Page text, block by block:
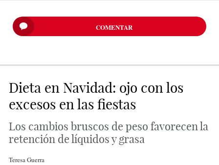
COMENTAR
Dieta en Navidad: ojo con los
excesos en las fiestas
Los cambios bruscos de peso favorecen la
retención de líquidos y grasa
Teresa Guerra